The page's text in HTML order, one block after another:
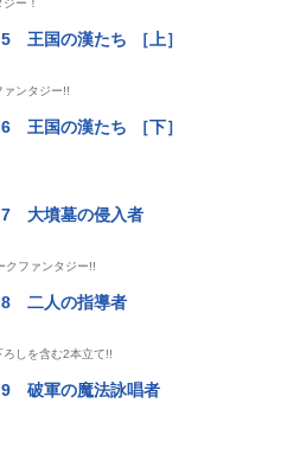
ー！
王国の漢たち ［上］
ァンタジー!!
王国の漢たち ［下］
7 大墳墓の侵入者
クファンタジー!!
8 二人の指導者
しを含む2本立て!!
9 破軍の魔法詠唱者